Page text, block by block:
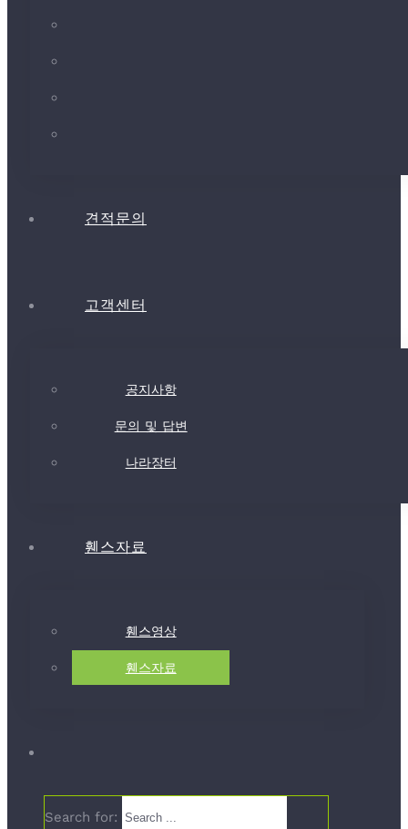
견적문의
고객센터
공지사항
문의 및 답변
나라장터
휀스자료
휀스영상
휀스자료
Search for: